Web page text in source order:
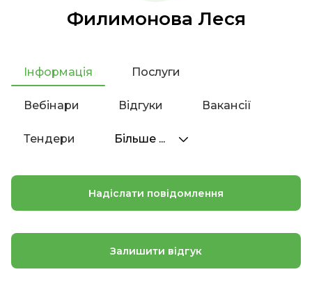
Филимонова Леся
Інформація Послуги
Вебінари Відгуки Вакансії
Тендери Більше ...
Надіслати повідомлення
Залишити відгук